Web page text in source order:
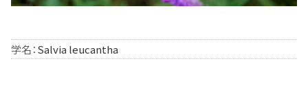
学名：Salvia leucantha